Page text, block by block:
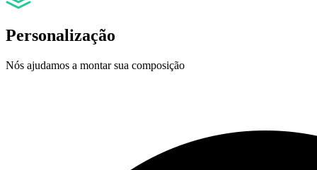
Personalização
Nós ajudamos a montar sua composição